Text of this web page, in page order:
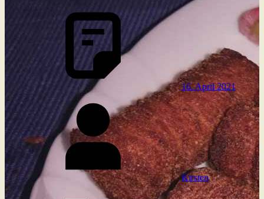
16. April 2021
Kirsten